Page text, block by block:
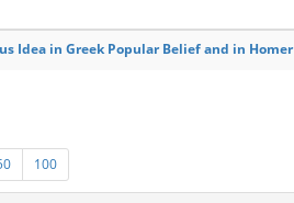
Idea in Greek Popular Belief and in Homer
100